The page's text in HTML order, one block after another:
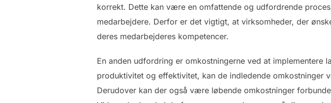
korrekt. Dette kan være en omfattende og udfordrende
medarbejdere. Derfor er det vigtigt, at virksomheder, der
deres medarbejderes kompetencer.
En anden udfordring er omkostningerne ved at implementere
produktivitet og effektivitet, kan de indledende omkostninger
Derudover kan der også være løbende omkostninger